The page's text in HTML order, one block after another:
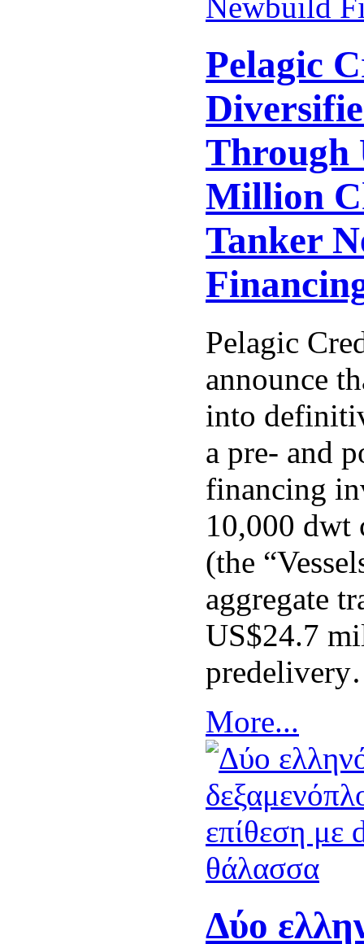
Pelagic
Through
Million
Tanker
Pelagic
announce
into
a pre- and
financing
10,000 dwt
(the
aggregate
US$24.7
More...
Δύο